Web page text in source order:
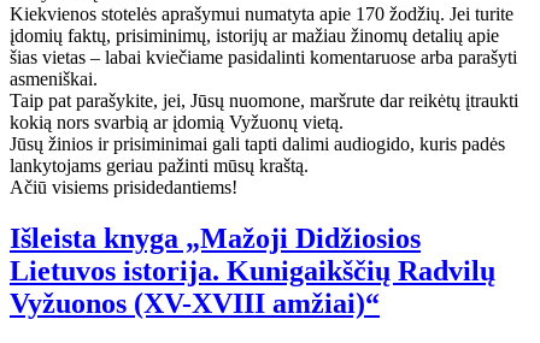
Kiekvienos stotelės aprašymui numatyta apie 170 žodžių. Jei turite
įdomių faktų, prisiminimų, istorijų ar mažiau žinomų detalių apie
šias vietas – labai kviečiame pasidalinti komentaruose arba parašyti
asmeniškai.
Taip pat parašykite, jei, Jūsų nuomone, maršrute dar reikėtų įtraukti
kokią nors svarbią ar įdomią Vyžuonų vietą.
Jūsų žinios ir prisiminimai gali tapti dalimi audiogido, kuris padės
lankytojams geriau pažinti mūsų kraštą.
Ačiū visiems prisidedantiems!
Išleista knyga „Mažoji Didžiosios
Lietuvos istorija. Kunigaikščių Radvilų
Vyžuonos (XV-XVIII amžiai)“